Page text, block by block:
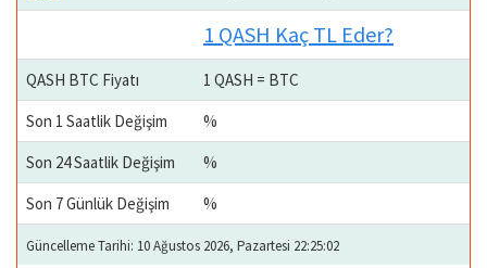
1 QASH Kaç TL Eder?
QASH BTC Fiyatı
1 QASH = BTC
Son 1 Saatlik Değişim
%
Son 24 Saatlik Değişim
%
Son 7 Günlük Değişim
%
Güncelleme Tarihi: 10 Ağustos 2026, Pazartesi 22:25:02